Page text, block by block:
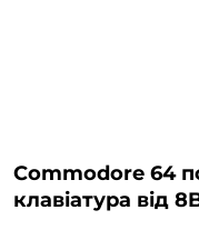
Commodore 64
клавіатура від